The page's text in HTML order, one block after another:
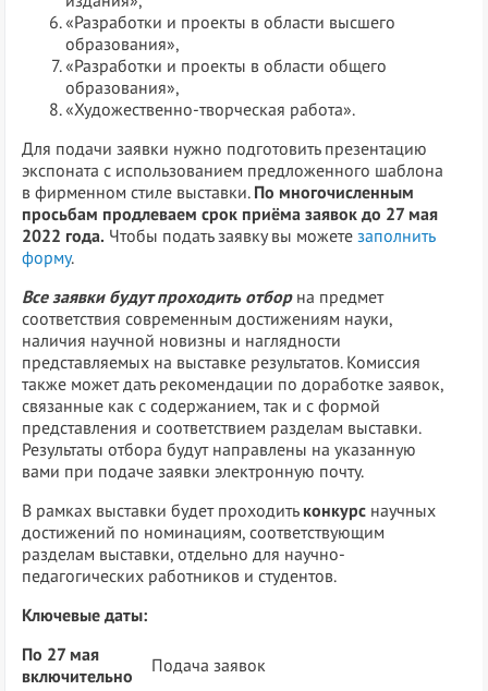
«Разработки и проекты в области высшего
образования»,
«Разработки и проекты в области общего
образования»,
«Художественно-творческая работа».
Для подачи заявки нужно подготовить презентацию
экспоната с использованием предложенного шаблона
в фирменном стиле выставки. По многочисленным
просьбам продлеваем срок приёма заявок до 27 мая
2022 года. Чтобы подать заявку вы можете заполнить
форму.
Все заявки будут проходить отборна предмет
соответствия современным достижениям науки,
наличия научной новизны и наглядности
представляемых на выставке результатов. Комиссия
также может дать рекомендации по доработке заявок,
связанные как с содержанием, так и с формой
представления и соответствием разделам выставки.
Результаты отбора будут направлены на указанную
вами при подаче заявки электронную почту.
В рамках выставки будет проходить конкурс научных
достижений по номинациям, соответствующим
разделам выставки, отдельно для научно-
педагогических работников и студентов.
Ключевые даты:
По 27 мая
включительно
Подача заявок